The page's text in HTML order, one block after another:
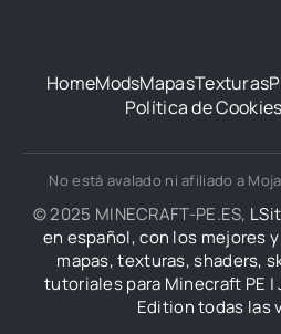
HomeModsMapasTexturas
Política de Cookies
No está avalado ni afiliado a
© 2025 MINECRAFT-PE.ES,
en español, con los mejores
mapas, texturas, shaders,
tutoriales para Minecraft PE |
Edition todas las